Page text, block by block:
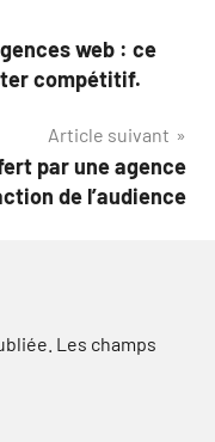
web : ce
compétitif.
Article suivant
par une agence
de l’audience
Les champs